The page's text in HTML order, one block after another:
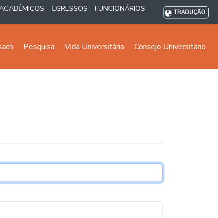
EGRESSOS FUNCIONÁRIOS TRADUÇÃO
Pesquisa Vida Universitária Consejo Universitario